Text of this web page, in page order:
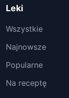
Leki
Wszystkie
Najnowsze
Popularne
Na receptę